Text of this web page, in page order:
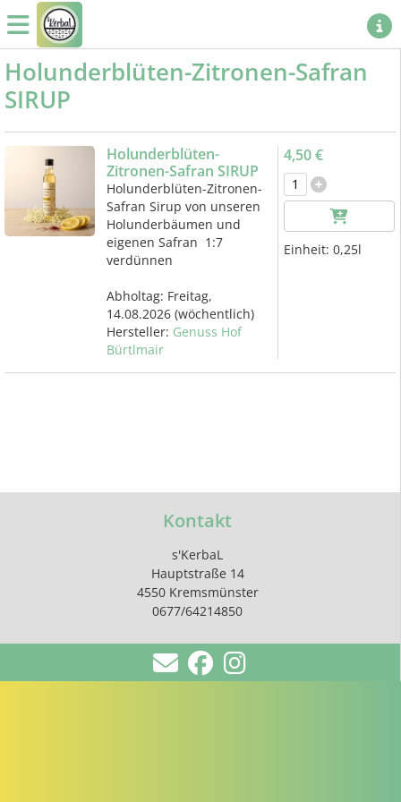
Holunderblüten-Zitronen-Safran
SIRUP
Holunderblüten-
Zitronen-Safran SIRUP
Holunderblüten-Zitronen-
Safran Sirup von unseren
Holunderbäumen und
eigenen Safran 1:7
verdünnen
Abholtag: Freitag,
14.08.2026(wöchentlich)
Hersteller: Genuss Hof
Bürtlmair
4,50 €
Einheit: 0,25l
Kontakt
s'KerbaL
Hauptstraße 14
4550 Kremsmünster
0677/64214850